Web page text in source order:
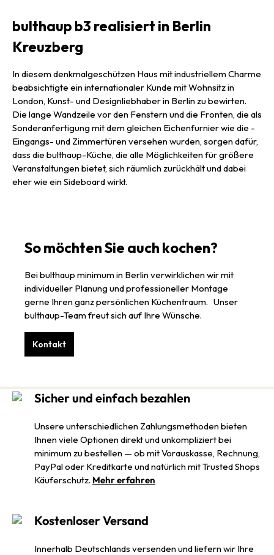
bulthaup b3 realisiert in Berlin
Kreuzberg
In diesem denkmalgeschützen Haus mit industriellem Charme
beabsichtigte ein internationaler Kunde mit Wohnsitz in
London, Kunst- und Designliebhaber in Berlin zu bewirten.
Die lange Wandzeile vor den Fenstern und die Fronten, die als
Sonderanfertigung mit dem gleichen Eichenfurnier wie die ­
Eingangs- und Zimmertüren versehen wurden, sorgen dafür,
dass die bulthaup-Küche, die alle Möglichkeiten für größere
Veranstaltungen bietet, sich räumlich zurückhält und dabei
eher wie ein Sideboard wirkt.
So möchten Sie auch kochen?
Bei bulthaup minimum in Berlin verwirklichen wir mit
individueller Planung und professioneller Montage
gerne Ihren ganz persönlichen Küchentraum. Unser
bulthaup-Team freut sich auf Ihre Wünsche.
Kontakt
Sicher und einfach bezahlen
Unsere unterschiedlichen Zahlungsmethoden bieten
Ihnen viele Optionen direkt und unkompliziert bei
minimum zu bestellen — ob mit Vorauskasse, Rechnung,
PayPal oder Kreditkarte und natürlich mit Trusted Shops
Käuferschutz. Mehr erfahren
Kostenloser Versand
Innerhalb Deutschlands versenden und liefern wir Ihre